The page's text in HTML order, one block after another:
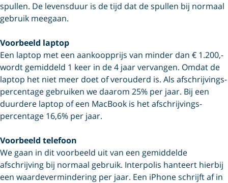
spullen. De levensduur is de tijd dat de spullen bij normaal
gebruik meegaan.
Voorbeeld laptop
Een laptop met een aankoopprijs van minder dan € 1.200,-
wordt gemiddeld 1 keer in de 4 jaar vervangen. Omdat de
laptop het niet meer doet of verouderd is. Als afschrijvings­
percentage gebruiken we daarom 25% per jaar. Bij een
duurdere laptop of een MacBook is het afschrijvings­
percentage 16,6% per jaar.
Voorbeeld telefoon
We gaan in dit voorbeeld uit van een gemiddelde
afschrijving bij normaal gebruik. Interpolis hanteert hierbij
een waardevermindering per jaar. Een iPhone schrijft af in